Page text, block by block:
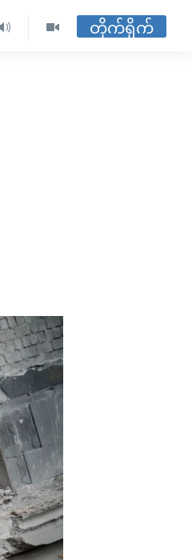
တိုက်ရိုက်